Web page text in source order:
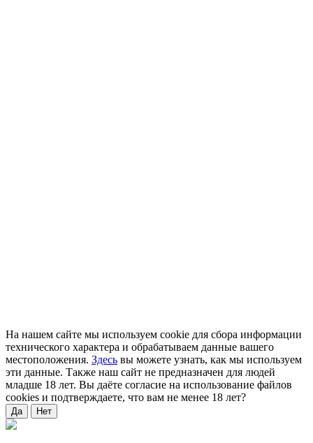
На нашем сайте мы используем cookie для сбора информации
технического характера и обрабатываем данные вашего
местоположения. Здесь вы можете узнать, как мы используем
эти данные. Также наш сайт не предназначен для людей
младше 18 лет. Вы даёте согласие на использование файлов
cookies и подтверждаете, что вам не менее 18 лет?
Да Нет